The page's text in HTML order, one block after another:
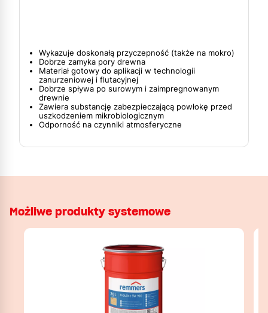
Wykazuje doskonałą przyczepność (także na mokro)
Dobrze zamyka pory drewna
Materiał gotowy do aplikacji w technologii
zanurzeniowej i flutacyjnej
Dobrze spływa po surowym i zaimpregnowanym
drewnie
Zawiera substancję zabezpieczającą powłokę przed
uszkodzeniem mikrobiologicznym
Odporność na czynniki atmosferyczne
Możliwe produkty systemowe